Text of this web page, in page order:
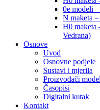
0e modeli
N maketa
H0 maketa
Vedrana)
Osnove
Uvod
Osnovne podjele
Sustavi i mjerila
Proizvođači
Časopisi
Digitalni kutak
Kontakt